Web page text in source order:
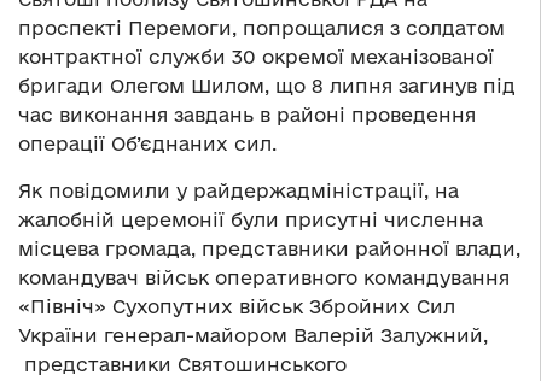
проспекті Перемоги, попрощалися з солдатом
контрактної служби 30 окремої механізованої
бригади Олегом Шилом, що 8 липня загинув під
час виконання завдань в районі проведення
операції Об’єднаних сил.
Як повідомили у райдержадміністрації, на
жалобній церемонії були присутні численна
місцева громада, представники районної влади,
командувач військ оперативного командування
«Північ» Сухопутних військ Збройних Сил
України генерал-майором Валерій Залужний,
представники Святошинського